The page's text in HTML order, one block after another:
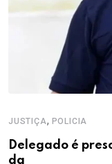
JUSTIÇA, POLICIA
Delegado é
da